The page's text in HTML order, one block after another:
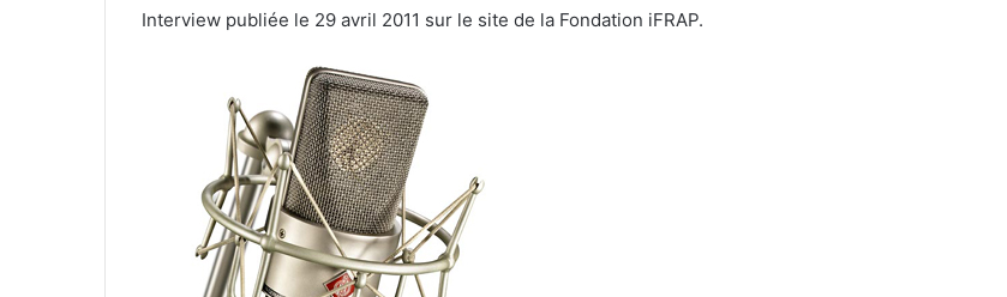
courriel
Interview publiée le 29 avril 2011 sur le site de la Fondation iFRAP.